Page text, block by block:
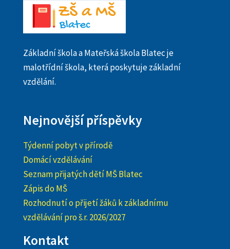
Základní škola a Mateřská škola Blatec je
malotřídní škola, která poskytuje základní
vzdělání.
Nejnovější příspěvky
Týdenní pobyt v přírodě
Domácí vzdělávání
Seznam přijatých dětí MŠ Blatec
Zápis do MŠ
Rozhodnutí o přijetí žáků k základnímu
vzdělávání pro š.r. 2026/2027
Kontakt